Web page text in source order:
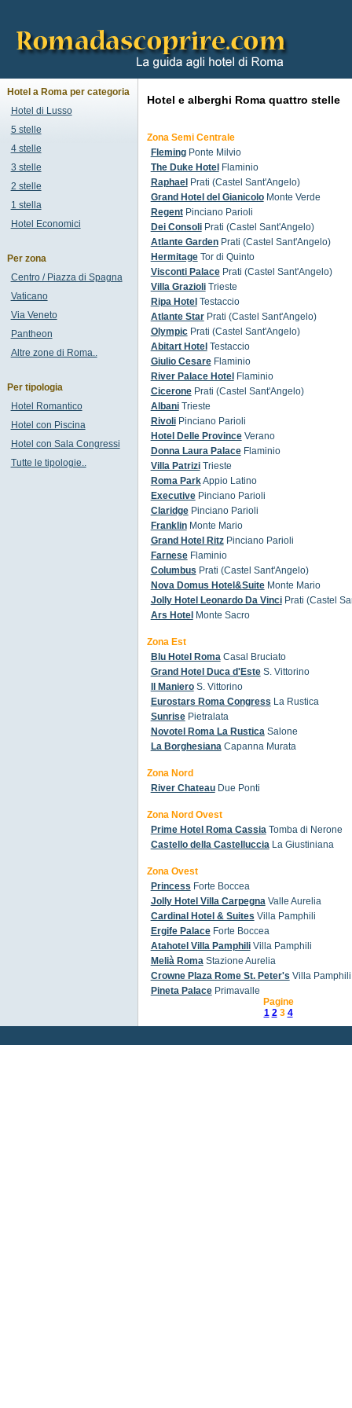
Hotel e alberghi Roma quattro stelle
Zona Semi Centrale
FlemingPonte Milvio
The Duke Hotel Flaminio
Raphael Prati (Castel Sant'Angelo)
Grand Hotel del GianicoloMonte Verde
RegentPinciano Parioli
Dei ConsoliPrati (Castel Sant'Angelo)
Atlante GardenPrati (Castel Sant'Angelo)
HermitageTor di Quinto
Visconti PalacePrati (Castel Sant'Angelo)
Villa GrazioliTrieste
Ripa Hotel Testaccio
Atlante StarPrati (Castel Sant'Angelo)
OlympicPrati (Castel Sant'Angelo)
Abitart Hotel Testaccio
Giulio CesareFlaminio
River Palace Hotel Flaminio
CiceronePrati (Castel Sant'Angelo)
AlbaniTrieste
RivoliPinciano Parioli
Hotel Delle ProvinceVerano
Donna Laura PalaceFlaminio
Villa PatriziTrieste
Roma ParkAppio Latino
ExecutivePinciano Parioli
ClaridgePinciano Parioli
FranklinMonte Mario
Grand Hotel RitzPinciano Parioli
FarneseFlaminio
Columbus Prati (Castel Sant'Angelo)
Nova Domus Hotel&SuiteMonte Mario
Jolly Hotel Leonardo Da VinciPrati (Castel
Ars Hotel Monte Sacro
Zona Est
Blu Hotel RomaCasal Bruciato
Grand Hotel Duca d'EsteS. Vittorino
Il ManieroS. Vittorino
Eurostars Roma Congress La Rustica
SunrisePietralata
Novotel Roma La RusticaSalone
La BorghesianaCapanna Murata
Zona Nord
River ChateauDue Ponti
Zona Nord Ovest
Prime Hotel Roma CassiaTomba di Nerone
Castello della CastellucciaLa Giustiniana
Zona Ovest
Princess Forte Boccea
Jolly Hotel Villa CarpegnaValle Aurelia
Cardinal Hotel & Suites Villa Pamphili
Ergife PalaceForte Boccea
Atahotel Villa PamphiliVilla Pamphili
Melià RomaStazione Aurelia
Crowne Plaza Rome St. Peter's Villa Pamphili
Pineta PalacePrimavalle
Pagine
1 23 4
Hotel a Roma per categoria
Hotel di Lusso
5 stelle
4 stelle
3 stelle
2 stelle
1 stella
Hotel Economici
Per zona
Centro / Piazza di Spagna
Vaticano
Via Veneto
Pantheon
Altre zone di Roma..
Per tipologia
Hotel Romantico
Hotel con Piscina
Hotel con Sala Congressi
Tutte le tipologie..